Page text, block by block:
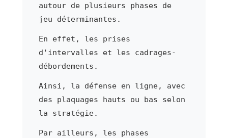
autour de plusieurs phases de
jeu déterminantes.
En effet, les prises
d'intervalles et les cadrages-
débordements.
Ainsi, la défense en ligne, avec
des plaquages hauts ou bas selon
la stratégie.
Par ailleurs, les phases